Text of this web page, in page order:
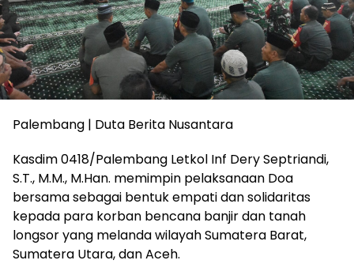
Palembang | Duta Berita Nusantara
Kasdim 0418/Palembang Letkol Inf Dery Septriandi,
S.T., M.M., M.Han. memimpin pelaksanaan Doa
bersama sebagai bentuk empati dan solidaritas
kepada para korban bencana banjir dan tanah
longsor yang melanda wilayah Sumatera Barat,
Sumatera Utara, dan Aceh.